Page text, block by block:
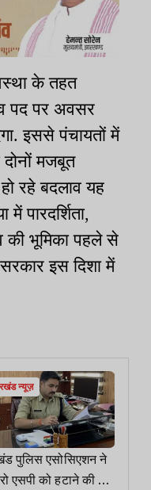
के तहत
पद पर अवसर
इससे पंचायतों में
मजबूत
रहे बदलाव यह
पारदर्शिता,
की भूमिका पहले से
इस दिशा में
न्यूज़
पुलिस एसोसिएशन ने
एसपी को हटाने की मांग